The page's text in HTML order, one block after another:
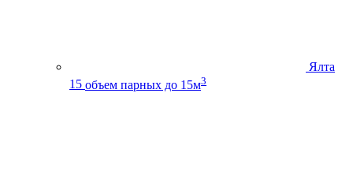
Ялта
15 объем парных до 15м3